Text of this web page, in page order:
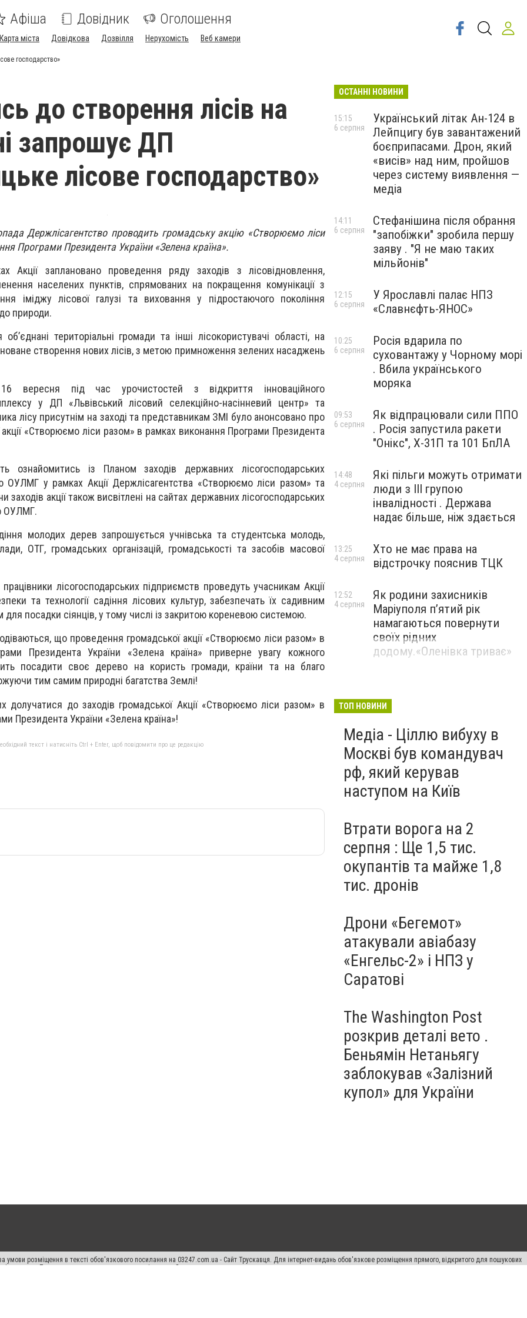
Афіша Довідник Оголошення
Карта міста Довідкова Дозвілля Нерухомість Веб камери
господарство»
до створення лісів на
запрошує ДП
лісове господарство»
Держлісагентство проводить громадську акцію «Створюємо ліси
Програми Президента України «Зелена країна».
Акції заплановано проведення ряду заходів з лісовідновлення,
населених пунктів, спрямованих на покращення комунікації з
іміджу лісової галузі та виховання у підростаючого покоління
природи.
територіальні громади та інші лісокористувачі області, на
створення нових лісів, з метою примноження зелених насаджень
вересня під час урочистостей з відкриття інноваційного
у ДП «Львівський лісовий селекційно-насінневий центр» та
лісу присутнім на заході та представникам ЗМІ було анонсовано про
«Створюємо ліси разом» в рамках виконання Програми Президента
ознайомитись із Планом заходів державних лісогосподарських
ОУЛМГ у рамках Акції Держлісагентства «Створюємо ліси разом» та
заходів акції також висвітлені на сайтах державних лісогосподарських
ОУЛМГ.
молодих дерев запрошується учнівська та студентська молодь,
ОТГ, громадських організацій, громадськості та засобів масової
лісогосподарських підприємств проведуть учасникам Акції
та технології садіння лісових культур, забезпечать їх садивним
для посадки сіянців, у тому числі із закритою кореневою системою.
що проведення громадської акції «Створюємо ліси разом» в
Президента України «Зелена країна» приверне увагу кожного
посадити своє дерево на користь громади, країни та на благо
тим самим природні багатства Землі!
долучатися до заходів громадської Акції «Створюємо ліси разом» в
Президента України «Зелена країна»!
текст і натисніть Ctrl + Enter, щоб повідомити про це редакцію
ОСТАННІ НОВИНИ
Український літак Ан-124 в
Лейпцигу був завантажений
боєприпасами. Дрон, який
«висів» над ним, пройшов
через систему виявлення —
медіа
15:15
6 серпня
Стефанішина після обрання
"запобіжки" зробила першу
заяву . "Я не маю таких
мільйонів"
14:11
6 серпня
У Ярославлі палає НПЗ
«Славнєфть-ЯНОС»
12:15
6 серпня
Росія вдарила по
суховантажу у Чорному морі
. Вбила українського
моряка
10:25
6 серпня
Як відпрацювали сили ППО
. Росія запустила ракети
"Онікс", Х-31П та 101 БпЛА
09:53
6 серпня
Які пільги можуть отримати
люди з III групою
інвалідності . Держава
надає більше, ніж здається
14:48
4 серпня
Хто не має права на
відстрочку пояснив ТЦК
13:25
4 серпня
Як родини захисників
Маріуполя пʼятий рік
намагаються повернути
своїх рідних
додому.«Оленівка триває»
12:52
4 серпня
ТОП НОВИНИ
Медіа - Ціллю вибуху в
Москві був командувач
рф, який керував
наступом на Київ
Втрати ворога на 2
серпня : Ще 1,5 тис.
окупантів та майже 1,8
тис. дронів
Дрони «Бегемот»
атакували авіабазу
«Енгельс-2» і НПЗ у
Саратові
The Washington Post
розкрив деталі вето .
Беньямін Нетаньягу
заблокував «Залізний
купол» для України
умови розміщення в тексті обов'язкового посилання на 03247.com.ua - Сайт Трускавця. Для інтернет-видань обов'язкове розміщення прямого, відкритого для пошукових
джерела. Порушення виняткових прав переслідується Законом.